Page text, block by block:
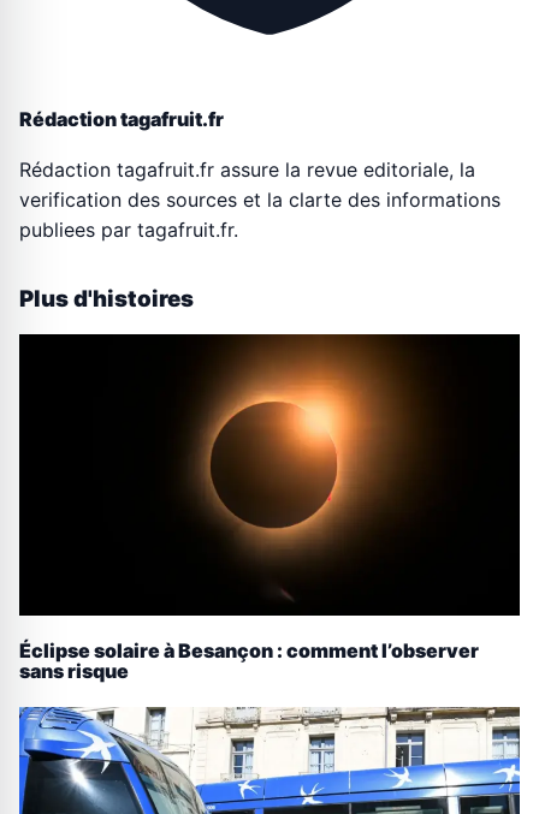
Rédaction tagafruit.fr
Rédaction tagafruit.fr assure la revue editoriale, la
verification des sources et la clarte des informations
publiees par tagafruit.fr.
Plus d'histoires
Éclipse solaire à Besançon : comment l’observer
sans risque